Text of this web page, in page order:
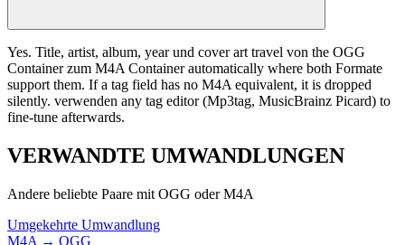
Yes. Title, artist, album, year und cover art travel von the OGG
Container zum M4A Container automatically where both Formate
support them. If a tag field has no M4A equivalent, it is dropped
silently. verwenden any tag editor (Mp3tag, MusicBrainz Picard) to
fine-tune afterwards.
VERWANDTE UMWANDLUNGEN
Andere beliebte Paare mit OGG oder M4A
Umgekehrte Umwandlung
M4A → OGG